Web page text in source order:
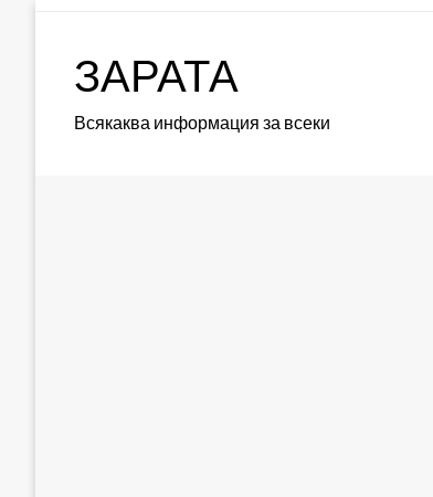
ЗАРАТА
Всякаква информация за всеки